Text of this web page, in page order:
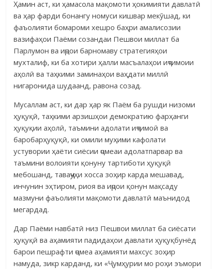
Ҳамин аст, ки ҳамасола мақомоти ҳокимияти давлатӣ
ва ҳар фарди бонангу номуси кишвар мекӯшад, ки
фаъолияти бомароми хешро баҳри амалисозии
вазифаҳои Паёми созандаи Пешвои миллат ба
Парлумон ва иҷрои барномаву стратегияҳои
мухталиф, ки ба хотири ҳалли масъалаҳои иҷтимоии
аҳолӣ ва таҳкими заминаҳои ваҳдати миллӣ
нигаронида шудаанд, равона созад.
Мусаллам аст, ки дар ҳар як Паём ба рушди низоми
ҳуқуқӣ, таҳкими арзишҳои демократию фарҳанги
ҳуқуқии аҳолӣ, таъмини адолати иҷтимоӣ ва
баробарҳуқуқӣ, ки омили муҳими кафолати
устувории ҳаёти сиёсии ҷомеаи адолатпарвар ва
таъмини волоияти қонуну тартиботи ҳуқуқӣ
мебошанд, таваҷҷуҳи хосса зоҳир карда мешавад,
инчунин эҳтиром, риоя ва иҷрои қонун мақсаду
мазмуни фаъолияти мақомоти давлатӣ маънидод
мегардад.
Дар Паёми навбатӣ низ Пешвои миллат ба сиёсати
ҳуқуқӣ ва аҳамияти падидаҳои давлати ҳуқуқбунёд
барои пешрафти ҷомеа аҳамияти махсус зоҳир
намуда, зикр карданд, ки «Ҷумҳурии мо роҳи эъмори